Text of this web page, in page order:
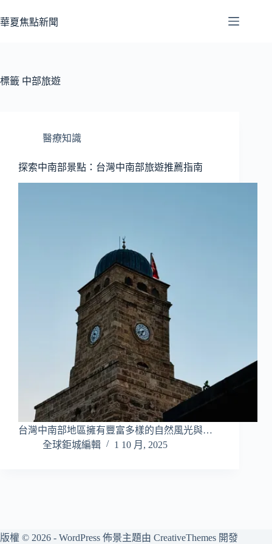
至
容
華夏焦點新聞
標籤 中部旅遊
醫療知識
探索中南部景點：台灣中南部旅遊推薦指南
台灣中南部地區擁有豐富多樣的自然風光與…
全球鉅城編輯
1 10 月, 2025
版權 © 2026 - WordPress 佈景主題由 CreativeThemes 開發